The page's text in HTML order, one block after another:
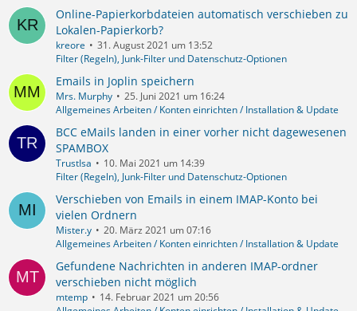
Online-Papierkorbdateien automatisch verschieben zu
Lokalen-Papierkorb?
kreore
31. August 2021 um 13:52
Filter (Regeln), Junk-Filter und Datenschutz-Optionen
Emails in Joplin speichern
Mrs. Murphy
25. Juni 2021 um 16:24
Allgemeines Arbeiten / Konten einrichten / Installation & Update
BCC eMails landen in einer vorher nicht dagewesenen
SPAMBOX
TrustIsa
10. Mai 2021 um 14:39
Filter (Regeln), Junk-Filter und Datenschutz-Optionen
Verschieben von Emails in einem IMAP-Konto bei
vielen Ordnern
Mister.y
20. März 2021 um 07:16
Allgemeines Arbeiten / Konten einrichten / Installation & Update
Gefundene Nachrichten in anderen IMAP-ordner
verschieben nicht möglich
mtemp
14. Februar 2021 um 20:56